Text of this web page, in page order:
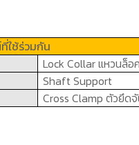
ใช้ร่วมกัน
Lock Collarแหวนล็อ
Shaft Support
Cross Clampตัวยึด